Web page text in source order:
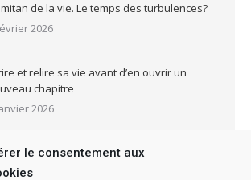
le consentement aux
de la vie. Le temps des turbulences?
2026
et relire sa vie avant d’en ouvrir un
chapitre
2026
pour le découvrir
2026